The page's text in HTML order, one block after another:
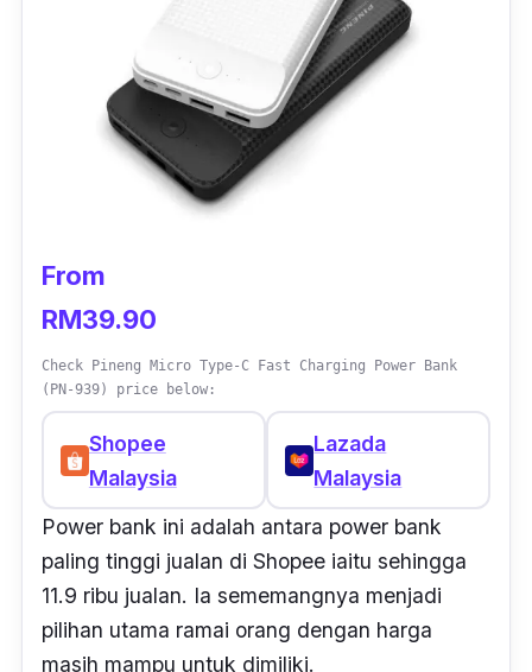
From
RM39.90
Check Pineng Micro Type-C Fast Charging Power Bank
(PN-939) price below:
Shopee
Malaysia
Lazada
Malaysia
Power bank ini adalah antara power bank
paling tinggi jualan di Shopee iaitu sehingga
11.9 ribu jualan. Ia sememangnya menjadi
pilihan utama ramai orang dengan harga
masih mampu untuk dimiliki.